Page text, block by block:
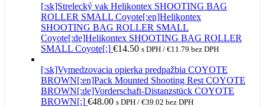
[:sk]Strelecký vak Helikontex SHOOTING BAG
ROLLER SMALL Coyote[:en]Helikontex
SHOOTING BAG ROLLER SMALL
Coyote[:de]Helikontex SHOOTING BAG ROLLER
SMALL Coyote[:] €14.50 s DPH / €11.79 bez DPH
[:sk]Vymedzovacia opierka predpažbia COYOTE
BROWN[:en]Pack Mounted Shooting Rest COYOTE
BROWN[:de]Vorderschaft-Distanzstück COYOTE
BROWN[:] €48.00 s DPH / €39.02 bez DPH